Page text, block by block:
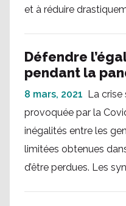
et à réduire
Défendre
pendant la
8 mars, 2021 La crise
provoquée par la
inégalités entre les
limitées obtenues
d’être perdues. Les